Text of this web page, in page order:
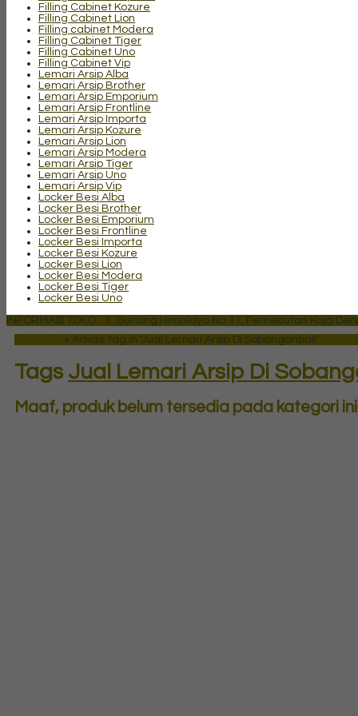
Filling Cabinet Kozure
Filling Cabinet Lion
Filling cabinet Modera
Filling Cabinet Tiger
Filling Cabinet Uno
Filling Cabinet Vip
Lemari Arsip Alba
Lemari Arsip Brother
Lemari Arsip Emporium
Lemari Arsip Frontline
Lemari Arsip Importa
Lemari Arsip Kozure
Lemari Arsip Lion
Lemari Arsip Modera
Lemari Arsip Tiger
Lemari Arsip Uno
Lemari Arsip Vip
Locker Besi Alba
Locker Besi Brother
Locker Besi Emporium
Locker Besi Frontline
Locker Besi Importa
Locker Besi Kozure
Locker Besi Lion
Locker Besi Modera
Locker Besi Tiger
Locker Besi Uno
INFORMASI TOKO : Jl. Gunung Himalaya No 11, Pemecutan Kaja
» Article tag in 'Jual Lemari Arsip Di Sobanganbali'
Tags Jual Lemari Arsip Di
Maaf, produk belum tersedia pada kategori ini